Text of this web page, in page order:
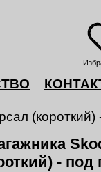
(короткий)
- под